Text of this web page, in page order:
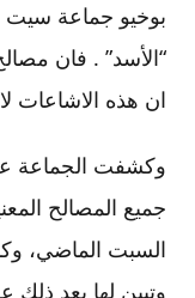
بوخيو جماعة سيت
“الأسد” . فان
ان هذه الاشاعات
وكشفت الجماعة
جميع المصالح
السبت الماضي،
وتبين لها بعد ذلك